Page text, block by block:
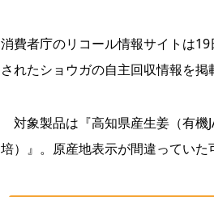
消費者庁のリコール情報サイトは
されたショウガの自主回収情報を掲
対象製品は『高知県産生姜（有機
培）』。原産地表示が間違っていた